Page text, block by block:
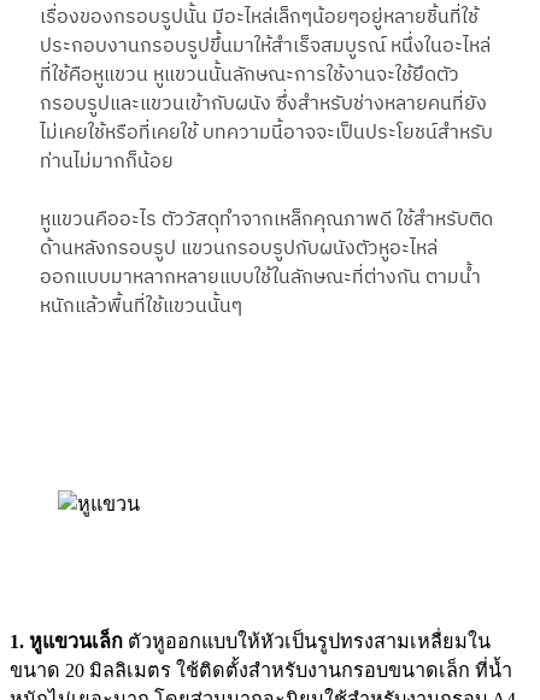
เรื่องของกรอบรูปนั้น มีอะไหล่เล็กๆน้อยๆอยู่หลายชิ้นที่ใช้
ประกอบงานกรอบรูปขึ้นมาให้สำเร็จสมบูรณ์ หนึ่งในอะไหล่
ที่ใช้คือหูแขวน หูแขวนนั้นลักษณะการใช้งานจะใช้ยึดตัว
กรอบรูปและแขวนเข้ากับผนัง ซึ่งสำหรับช่างหลายคนที่ยัง
ไม่เคยใช้หรือที่เคยใช้ บทความนี้อาจจะเป็นประโยชน์สำหรับ
ท่านไม่มากก็น้อย
หูแขวนคืออะไร ตัววัสดุทำจากเหล็กคุณภาพดี ใช้สำหรับติด
ด้านหลังกรอบรูป แขวนกรอบรูปกับผนังตัวหูอะไหล่
ออกแบบมาหลากหลายแบบใช้ในลักษณะที่ต่างกัน ตามน้ำ
หนักแล้วพื้นที่ใช้แขวนนั้นๆ
1. หูแขวนเล็ก ตัวหูออกแบบให้หัวเป็นรูปทรงสามเหลื่ยมใน
ขนาด 20 มิลลิเมตร ใช้ติดตั้งสำหรับงานกรอบขนาดเล็ก ที่น้ำ